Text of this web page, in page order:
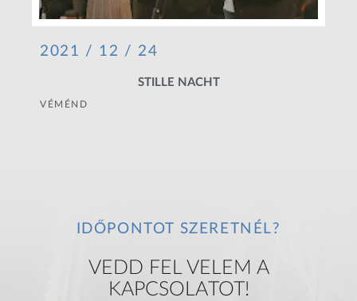
2021 / 12 / 24
STILLE NACHT
VÉMÉND
IDŐPONTOT SZERETNÉL?
VEDD FEL VELEM A
KAPCSOLATOT!